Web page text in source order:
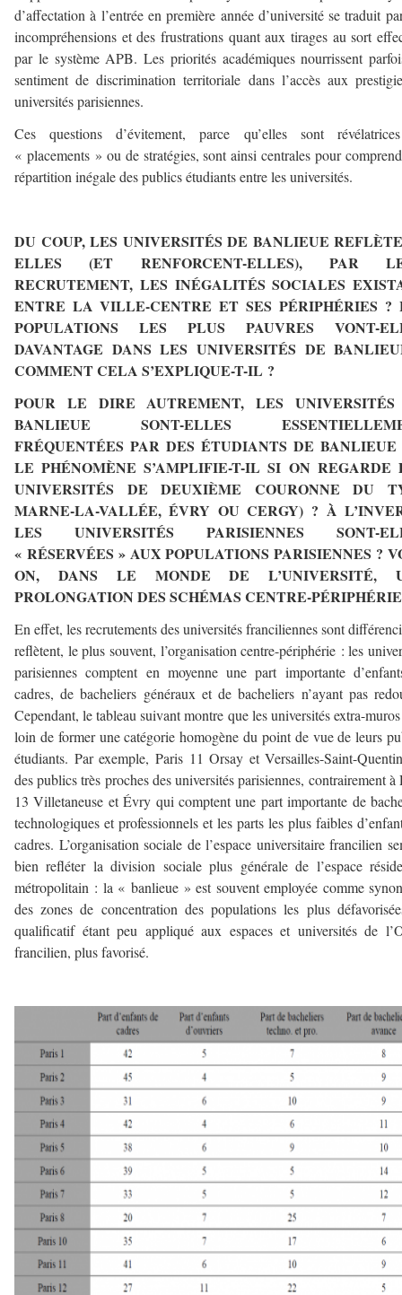
d’affectation à l’entrée en première année d’université se traduit
incompréhensions et des frustrations quant aux tirages au sort
par le système APB. Les priorités académiques nourrissent
sentiment de discrimination territoriale dans l’accès aux
universités parisiennes.
Ces questions d’évitement, parce qu’elles sont
« placements » ou de stratégies, sont ainsi centrales pour
répartition inégale des publics étudiants entre les universités.
DU COUP, LES UNIVERSITÉS DE BANLIEUE
ELLES (ET RENFORCENT-ELLES), PAR
RECRUTEMENT, LES INÉGALITÉS SOCIALES
ENTRE LA VILLE-CENTRE ET SES PÉRIPHÉRIES ?
POPULATIONS LES PLUS PAUVRES VONT-
DAVANTAGE DANS LES UNIVERSITÉS DE
COMMENT CELA S’EXPLIQUE-T-IL ?
POUR LE DIRE AUTREMENT, LES
BANLIEUE SONT-ELLES
FRÉQUENTÉES PAR DES ÉTUDIANTS DE
LE PHÉNOMÈNE S’AMPLIFIE-T-IL SI ON REGARDE
UNIVERSITÉS DE DEUXIÈME COURONNE DU
MARNE-LA-VALLÉE, ÉVRY OU CERGY) ? À
LES UNIVERSITÉS PARISIENNES SONT-
« RÉSERVÉES » AUX POPULATIONS PARISIENNES ?
ON, DANS LE MONDE DE L’UNIVERSITÉ,
PROLONGATION DES SCHÉMAS CENTRE-
En effet, les recrutements des universités franciliennes sont
reflètent, le plus souvent, l’organisation centre-périphérie : les
parisiennes comptent en moyenne une part importante
cadres, de bacheliers généraux et de bacheliers n’ayant pas
Cependant, le tableau suivant montre que les universités extra-
loin de former une catégorie homogène du point de vue de leurs
étudiants. Par exemple, Paris 11 Orsay et Versailles-Saint-
des publics très proches des universités parisiennes, contrairement à
13 Villetaneuse et Évry qui comptent une part importante de
technologiques et professionnels et les parts les plus faibles
cadres. L’organisation sociale de l’espace universitaire francilien
bien refléter la division sociale plus générale de l’espace
métropolitain : la « banlieue » est souvent employée comme
des zones de concentration des populations les plus
qualificatif étant peu appliqué aux espaces et universités de
francilien, plus favorisé.